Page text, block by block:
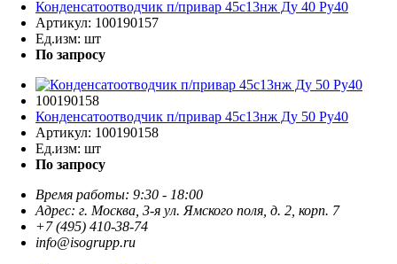
Конденсатоотводчик п/привар 45с13нж Ду 40 Ру40
Артикул: 100190157
Ед.изм: шт
По запросу
100190158
Конденсатоотводчик п/привар 45с13нж Ду 50 Ру40
Артикул: 100190158
Ед.изм: шт
По запросу
Время работы: 9:30 - 18:00
Адрес: г. Москва, 3-я ул. Ямского поля, д. 2, корп. 7
+7 (495) 410-38-74
info@isogrupp.ru